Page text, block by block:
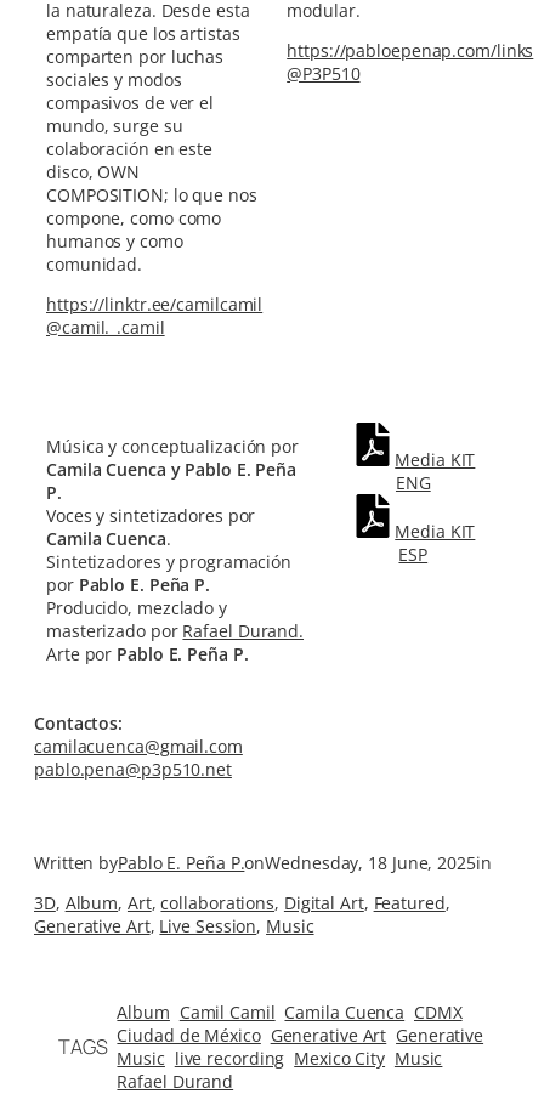
la naturaleza. Desde esta
empatía que los artistas
comparten por luchas
sociales y modos
compasivos de ver el
mundo, surge su
colaboración en este
disco, OWN
COMPOSITION; lo que nos
compone, como como
humanos y como
comunidad.
https://linktr.ee/camilcamil
@camil._.camil
modular.
https://pabloepenap.com/links
@P3P510
Música y conceptualización por
Camila Cuenca y Pablo E. Peña
P.
Voces y sintetizadores por
Camila Cuenca.
Sintetizadores y programación
por Pablo E. Peña P.
Producido, mezclado y
masterizado por Rafael Durand.
Arte por Pablo E. Peña P.
Media KIT
ENG
Media KIT
ESP
Contactos:
camilacuenca@gmail.com
pablo.pena@p3p510.net
Written byPablo E. Peña P.onWednesday, 18 June, 2025in
3D, Album, Art, collaborations, Digital Art, Featured
Generative Art, Live Session, Music
TAGS
Album Camil Camil Camila Cuenca CDMX
Ciudad de México Generative Art Generative
Music live recording Mexico City Music
Rafael Durand